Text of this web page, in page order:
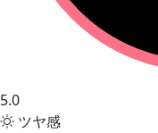
5.0
ツヤ感